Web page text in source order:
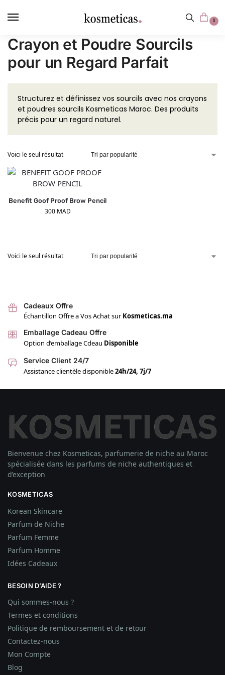
principal
0
Crayon et Poudre Sourcils
pour un Regard Parfait
Structurez et définissez vos sourcils avec nos crayons
et poudres sourcils Kosmeticas Maroc. Des produits
précis pour un regard naturel.
Voici le seul résultat
Benefit Goof Proof Brow Pencil
300 MAD
Voici le seul résultat
Cadeaux Offre
Échantillon Offre a Vos Achat surKosmeticas.ma
Emballage Cadeau Offre
Option d’emballage Cdeau Disponible
Service Client 24/7
Assistance clientèle disponible24h/24, 7j/7
Bienvenue chez Kosmeticas, parfumerie de niche au Maroc
spécialisée dans les parfums de niche authentiques et
d’exception
KOSMETICAS
Korean Skincare
Parfum de Niche
Parfum Femme
Parfum Homme
Idées Cadeaux
BESOIN D’AIDE ?
Qui sommes-nous ?
Termes et conditions
Politique de remboursement et de retour
Contactez-nous
Mon Compte
Blog